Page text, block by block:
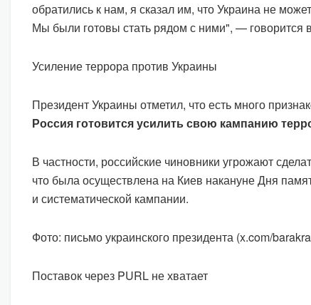
обратились к нам, я сказал им, что Украина не
Мы были готовы стать рядом с ними", — говорится
Усиление террора против Украины
Президент Украины отметил, что есть много
Россия готовится усилить свою кампанию
В частности, российские чиновники угрожают
что была осуществлена на Киев накануне Дня
и систематической кампании.
Фото: письмо украинского президента (x.com/
Поставок через PURL не хватает